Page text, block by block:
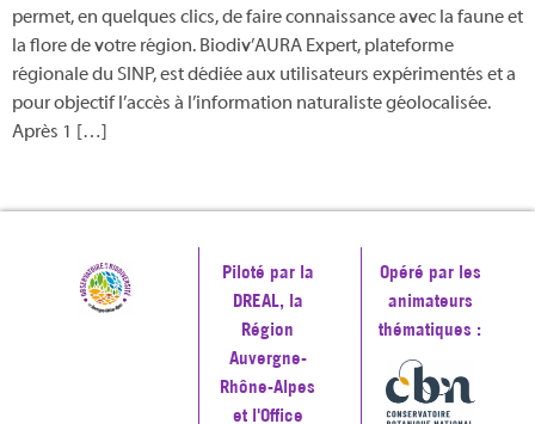
permet, en quelques clics, de faire connaissance avec la faune et
la flore de votre région. Biodiv’AURA Expert, plateforme
régionale du SINP, est dédiée aux utilisateurs expérimentés et a
pour objectif l’accès à l’information naturaliste géolocalisée.
Après 1 […]
Piloté par la
DREAL, la
Région
Auvergne-
Rhône-Alpes
et l'Office
Opéré par les
animateurs
thématiques :